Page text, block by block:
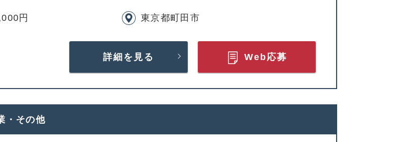
円 東京都町田市
詳細を見る Web応募
・その他